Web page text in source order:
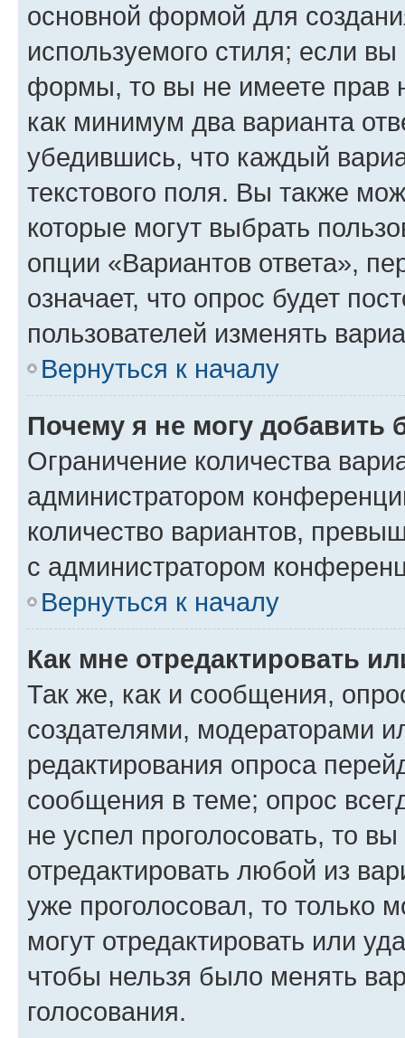
основной формой для
используемого стиля; если
формы, то вы не имеете прав
как минимум два варианта
убедившись, что каждый
текстового поля. Вы также
которые могут выбрать
опции «Вариантов ответа»,
означает, что опрос будет
пользователей изменять
Вернуться к началу
Почему я не могу добавить
Ограничение количества
администратором
количество вариантов,
с администратором
Вернуться к началу
Как мне отредактировать
Так же, как и сообщения,
создателями, модераторами
редактирования опроса
сообщения в теме; опрос
не успел проголосовать, то
отредактировать любой из
уже проголосовал, то только
могут отредактировать или
чтобы нельзя было менять
голосования.